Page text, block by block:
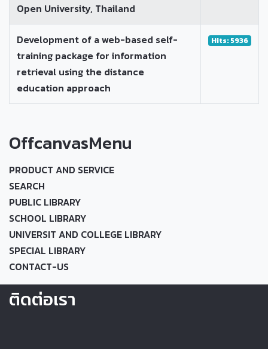
Open University, Thailand
Development of a web-based self-
training package for information
retrieval using the distance
education approach
Hits: 5936
OffcanvasMenu
PRODUCT AND SERVICE
SEARCH
PUBLIC LIBRARY
SCHOOL LIBRARY
UNIVERSIT AND COLLEGE LIBRARY
SPECIAL LIBRARY
CONTACT-US
ติดต่อเรา